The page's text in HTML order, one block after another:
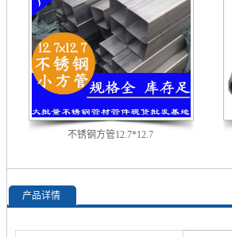
不锈钢方管12.7*12.7
产品详情